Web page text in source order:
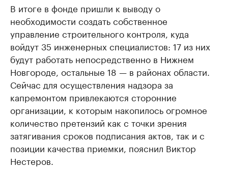
В итоге в фонде пришли к выводу о
необходимости создать собственное
управление строительного контроля, куда
войдут 35 инженерных специалистов: 17 из них
будут работать непосредственно в Нижнем
Новгороде, остальные 18 — в районах области.
Сейчас для осуществления надзора за
капремонтом привлекаются сторонние
организации, к которым накопилось огромное
количество претензий как с точки зрения
затягивания сроков подписания актов, так и с
позиции качества приемки, пояснил Виктор
Нестеров.